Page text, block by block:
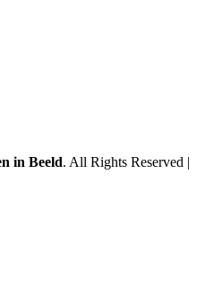
in Beeld. All Rights Reserved |